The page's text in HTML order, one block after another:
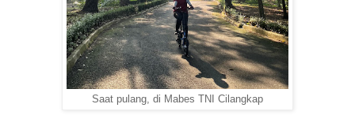
Saat pulang, di Mabes TNI Cilangkap